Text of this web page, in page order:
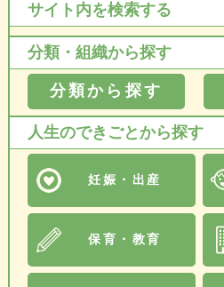
サイト内を検索する
分類・組織から探す
分類から探す
人生のできごとから探す
妊娠・出産
保育・教育